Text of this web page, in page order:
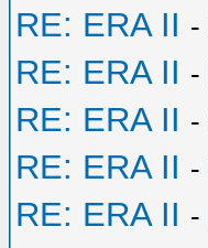
RE: ERA II -
RE: ERA II -
RE: ERA II -
RE: ERA II -
RE: ERA II -